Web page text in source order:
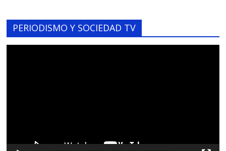
PERIODISMO Y SOCIEDAD TV